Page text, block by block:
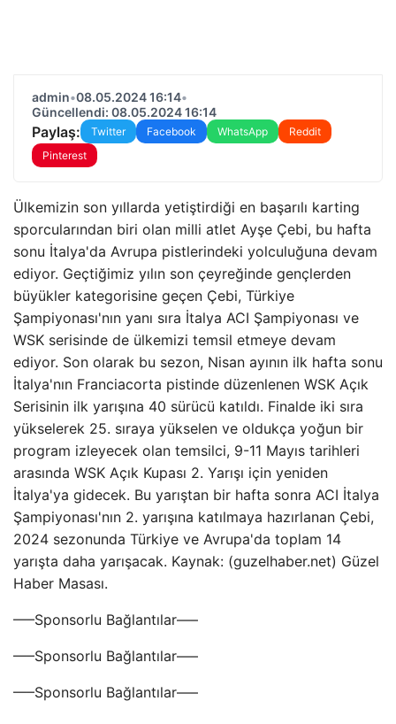
admin•08.05.2024 16:14•
Güncellendi: 08.05.2024 16:14
Paylaş: Twitter Facebook WhatsApp
Reddit
Pinterest
Ülkemizin son yıllarda yetiştirdiği en başarılı karting
sporcularından biri olan milli atlet Ayşe Çebi, bu hafta
sonu İtalya'da Avrupa pistlerindeki yolculuğuna devam
ediyor. Geçtiğimiz yılın son çeyreğinde gençlerden
büyükler kategorisine geçen Çebi, Türkiye
Şampiyonası'nın yanı sıra İtalya ACI Şampiyonası ve
WSK serisinde de ülkemizi temsil etmeye devam
ediyor. Son olarak bu sezon, Nisan ayının ilk hafta sonu
İtalya'nın Franciacorta pistinde düzenlenen WSK Açık
Serisinin ilk yarışına 40 sürücü katıldı. Finalde iki sıra
yükselerek 25. sıraya yükselen ve oldukça yoğun bir
program izleyecek olan temsilci, 9-11 Mayıs tarihleri ​​
arasında WSK Açık Kupası 2. Yarışı için yeniden
İtalya'ya gidecek. Bu yarıştan bir hafta sonra ACI İtalya
Şampiyonası'nın 2. yarışına katılmaya hazırlanan Çebi,
2024 sezonunda Türkiye ve Avrupa'da toplam 14
yarışta daha yarışacak. Kaynak: (guzelhaber.net) Güzel
Haber Masası.
—–Sponsorlu Bağlantılar—–
—–Sponsorlu Bağlantılar—–
—–Sponsorlu Bağlantılar—–